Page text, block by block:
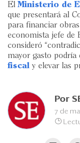
Ranking CEO
Edición
El Ministerio de
que presentará al
para financiar
economista jefe de
consideró
mayor gasto podría
fiscal y elevar las
Por
7 de